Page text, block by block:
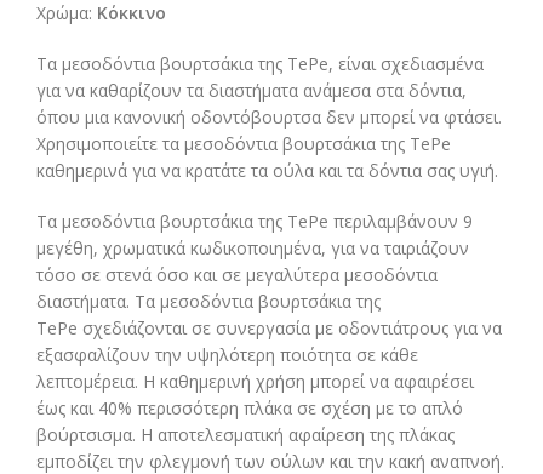
Χρώμα: Κόκκινο
Τα μεσοδόντια βουρτσάκια της TePe, είναι σχεδιασμένα
για να καθαρίζουν τα διαστήματα ανάμεσα στα δόντια,
όπου μια κανονική οδοντόβουρτσα δεν μπορεί να φτάσει.
Χρησιμοποιείτε τα μεσοδόντια βουρτσάκια της TePe
καθημερινά για να κρατάτε τα ούλα και τα δόντια σας υγιή.
Τα μεσοδόντια βουρτσάκια της TePe περιλαμβάνουν 9
μεγέθη, χρωματικά κωδικοποιημένα, για να ταιριάζουν
τόσο σε στενά όσο και σε μεγαλύτερα μεσοδόντια
διαστήματα. Τα μεσοδόντια βουρτσάκια της
TePe σχεδιάζονται σε συνεργασία με οδοντιάτρους για να
εξασφαλίζουν την υψηλότερη ποιότητα σε κάθε
λεπτομέρεια. Η καθημερινή χρήση μπορεί να αφαιρέσει
έως και 40% περισσότερη πλάκα σε σχέση με το απλό
βούρτσισμα. Η αποτελεσματική αφαίρεση της πλάκας
εμποδίζει την φλεγμονή των ούλων και την κακή αναπνοή.